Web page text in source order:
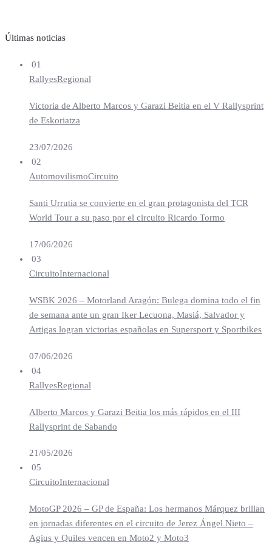
Últimas noticias
01
RallyesRegional
Victoria de Alberto Marcos y Garazi Beitia en el V Rallysprint
de Eskoriatza
23/07/2026
02
AutomovilismoCircuito
Santi Urrutia se convierte en el gran protagonista del TCR
World Tour a su paso por el circuito Ricardo Tormo
17/06/2026
03
CircuitoInternacional
WSBK 2026 – Motorland Aragón: Bulega domina todo el fin
de semana ante un gran Iker Lecuona, Masiá, Salvador y
Artigas logran victorias españolas en Supersport y Sportbikes
07/06/2026
04
RallyesRegional
Alberto Marcos y Garazi Beitia los más rápidos en el III
Rallysprint de Sabando
21/05/2026
05
CircuitoInternacional
MotoGP 2026 – GP de España: Los hermanos Márquez brillan
en jornadas diferentes en el circuito de Jerez Ángel Nieto –
Agius y Quiles vencen en Moto2 y Moto3